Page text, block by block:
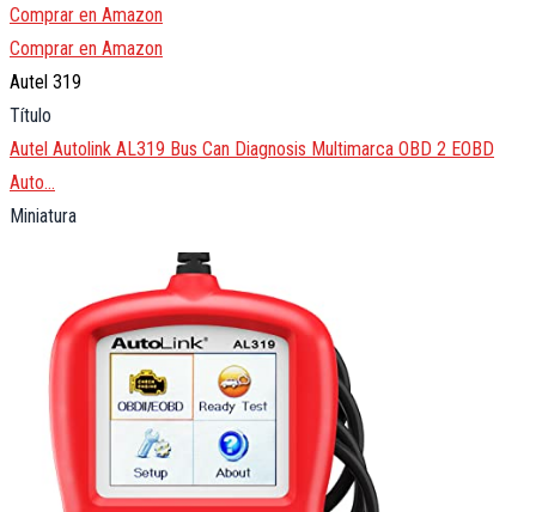
Comprar en Amazon
Comprar en Amazon
Autel 319
Título
Autel Autolink AL319 Bus Can Diagnosis Multimarca OBD 2 EOBD
Auto…
Miniatura